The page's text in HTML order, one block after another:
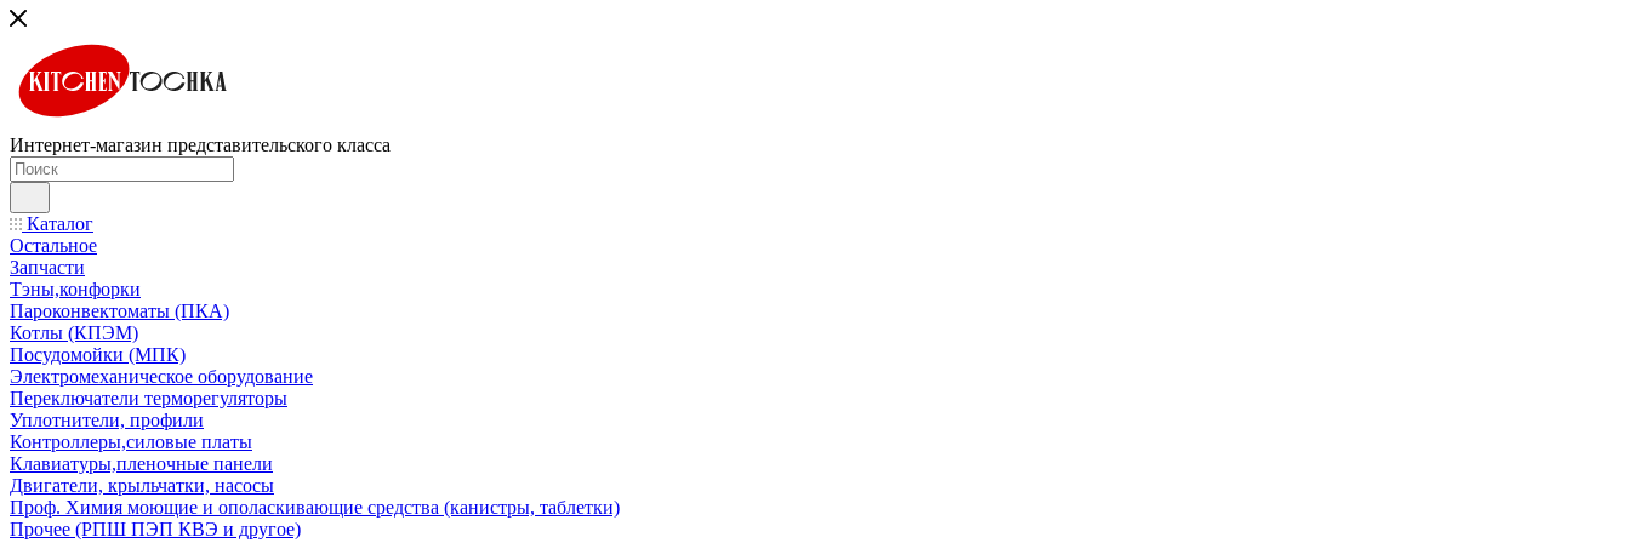
Интернет-магазин представительского класса
Каталог
Остальное
Запчасти
Тэны,конфорки
Пароконвектоматы (ПКА)
Котлы (КПЭМ)
Посудомойки (МПК)
Электромеханическое оборудование
Переключатели терморегуляторы
Уплотнители, профили
Контроллеры,силовые платы
Клавиатуры,пленочные панели
Двигатели, крыльчатки, насосы
Проф. Химия моющие и ополаскивающие средства (канистры, таблетки)
Прочее (РПШ ПЭП КВЭ и другое)